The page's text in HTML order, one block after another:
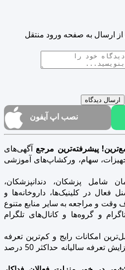
از ارسال به صفحه ورود منتقل
ارسال دیدگاه
نصب اپ آیفون
پیشرفته‌ترین مرجع آگهی‌های
سهام، ورکشاپ‌های آموزشی
شامل پزشکان، دندانپزشکان،
فعال در کلینیک‌ها، داروخانه‌ها و
وقت و مراجعه به سایر منابع متنوع
و گروه‌ها و کانال‌های تلگرام
امکانات رایج و کم‌ترین تعرفه
بازار فراهم است و سقف افزایش تعرفه سالیانه حداکثر 50 درصد